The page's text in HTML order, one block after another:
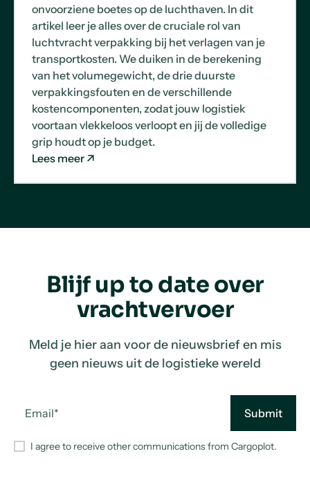
onvoorziene boetes op de luchthaven. In dit
artikel leer je alles over de cruciale rol van
luchtvracht verpakking bij het verlagen van je
transportkosten. We duiken in de berekening
van het volumegewicht, de drie duurste
verpakkingsfouten en de verschillende
kostencomponenten, zodat jouw logistiek
voortaan vlekkeloos verloopt en jij de volledige
grip houdt op je budget.
Lees meer
Blijf up to date over
vrachtvervoer
Meld je hier aan voor de nieuwsbrief en mis
geen nieuws uit de logistieke wereld
I agree to receive other communications from Cargoplot.